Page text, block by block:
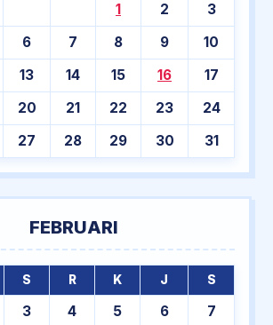
1 2
3
6 7 8 9
10
13 14 15 16
17
20 21 22 23
24
27 28 29 30 31
FEBRUARI
S R K J S
3 4 5 6
7